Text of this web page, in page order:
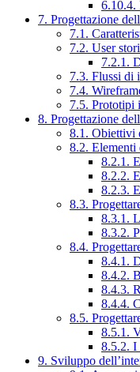
6.10.4.
7. Progettazione
7.1.
7.2. User
7.2.1.
7.3. Flussi di
7.4.
7.5. Prototipi
8. Progettazione
8.1. Obiettivi
8.2. Elementi
8.2.1.
8.2.2.
8.2.3.
8.3.
8.3.1.
8.3.2.
8.4.
8.4.1.
8.4.2.
8.4.3.
8.4.4.
8.5.
8.5.1.
8.5.2. I
9. Sviluppo